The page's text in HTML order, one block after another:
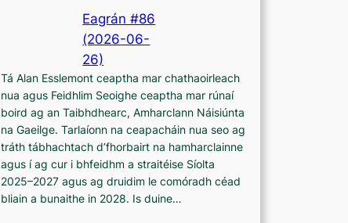
Eagrán #86
(2026-06-
26)
Tá Alan Esslemont ceaptha mar chathaoirleach
nua agus Feidhlim Seoighe ceaptha mar rúnaí
boird ag an Taibhdhearc, Amharclann Náisiúnta
na Gaeilge. Tarlaíonn na ceapacháin nua seo ag
tráth tábhachtach d’fhorbairt na hamharclainne
agus í ag cur i bhfeidhm a straitéise Síolta
2025–2027 agus ag druidim le comóradh céad
bliain a bunaithe in 2028. Is duine…